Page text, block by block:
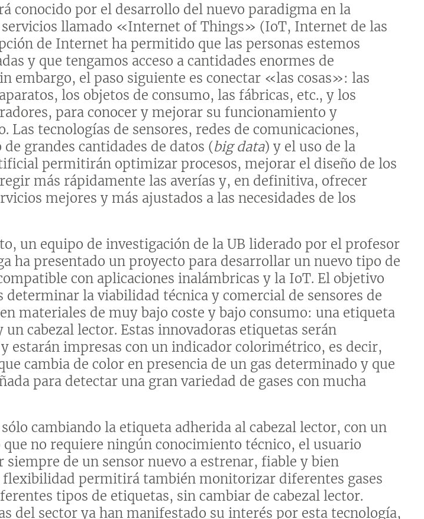
conocido por el desarrollo del nuevo paradigma en la
llamado «Internet of Things» (IoT, Internet de las
de Internet ha permitido que las personas estemos
y que tengamos acceso a cantidades enormes de
embargo, el paso siguiente es conectar «las cosas»: las
los objetos de consumo, las fábricas, etc., y los
para conocer y mejorar su funcionamiento y
Las tecnologías de sensores, redes de comunicaciones,
grandes cantidades de datos (big data) y el uso de la
permitirán optimizar procesos, mejorar el diseño de los
más rápidamente las averías y, en definitiva, ofrecer
mejores y más ajustados a las necesidades de los
un equipo de investigación de la UB liderado por el profesor
ha presentado un proyecto para desarrollar un nuevo tipo de
con aplicaciones inalámbricas y la IoT. El objetivo
determinar la viabilidad técnica y comercial de sensores de
en materiales de muy bajo coste y bajo consumo: una etiqueta
cabezal lector. Estas innovadoras etiquetas serán
estarán impresas con un indicador colorimétrico, es decir,
cambia de color en presencia de un gas determinado y que
para detectar una gran variedad de gases con mucha
cambiando la etiqueta adherida al cabezal lector, con un
no requiere ningún conocimiento técnico, el usuario
siempre de un sensor nuevo a estrenar, fiable y bien
flexibilidad permitirá también monitorizar diferentes gases
tipos de etiquetas, sin cambiar de cabezal lector.
del sector ya han manifestado su interés por esta tecnología,